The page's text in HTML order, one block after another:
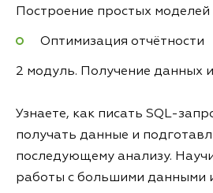
Построение простых моделей
Оптимизация отчётности
2 модуль. Получение данных
Узнаете, как писать SQL-
получать данные и
последующему анализу.
работы с большими данными